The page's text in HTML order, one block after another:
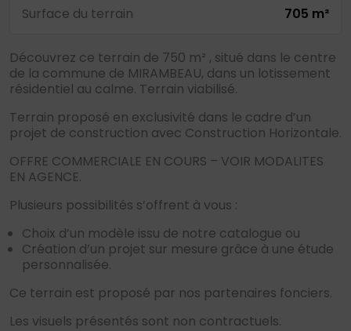
Surface du terrain
705 m²
Découvrez ce terrain de 750 m² , situé dans le centre
de la commune de MIRAMBEAU, dans un lotissement
résidentiel au calme. Terrain viabilisé.
Terrain proposé en exclusivité dans le cadre d’un
projet de construction avec Construction Horizontale.
OFFRE COMMERCIALE EN COURS – VOIR MODALITES
EN AGENCE.
Plusieurs possibilités s’offrent à vous :
Choix d’un modèle issu de notre catalogue ou
Création d’un projet sur mesure grâce à une étude
personnalisée.
Ce terrain est proposé par nos partenaires fonciers.
Les visuels présentés sont non contractuels.